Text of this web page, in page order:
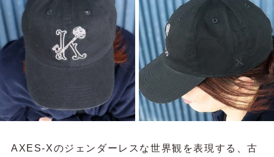
AXES-Xのジェンダーレスな世界観を表現する、古